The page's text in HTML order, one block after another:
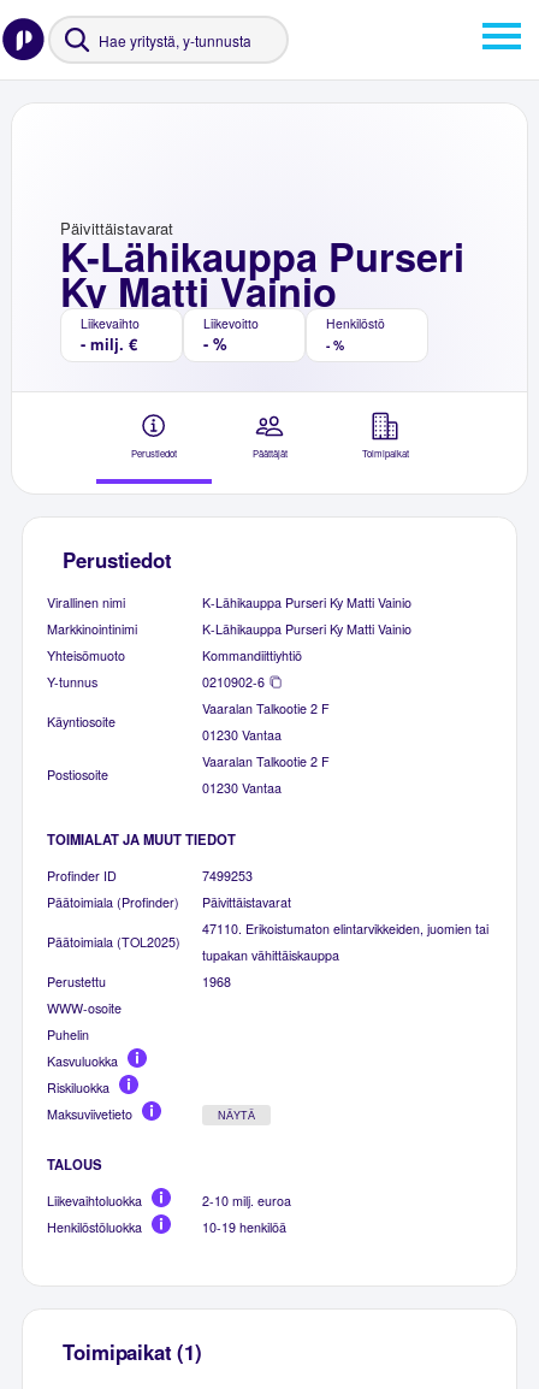
K-Lähikauppa Purseri
Ky Matti Vainio
Päivittäistavarat
Liikevaihto
- milj. €
Liikevoitto
- %
Henkilöstö
- %
Perustiedot Päättäjät Toimipaikat
Perustiedot
Virallinen nimi
K-Lähikauppa Purseri Ky Matti Vainio
Markkinointinimi
K-Lähikauppa Purseri Ky Matti Vainio
Yhteisömuoto
Kommandiittiyhtiö
Y-tunnus
0210902-6
Käyntiosoite
Vaaralan Talkootie 2 F
01230 Vantaa
Postiosoite
Vaaralan Talkootie 2 F
01230 Vantaa
TOIMIALAT JA MUUT TIEDOT
Profinder ID
7499253
Päätoimiala (Profinder)
Päivittäistavarat
Päätoimiala (TOL2025)
47110. Erikoistumaton elintarvikkeiden, juomien tai
tupakan vähittäiskauppa
Perustettu
1968
WWW-osoite
Puhelin
Kasvuluokka
Riskiluokka
Maksuviivetieto
NÄYTÄ
TALOUS
Liikevaihtoluokka
2-10 milj. euroa
Henkilöstöluokka
10-19 henkilöä
Toimipaikat (1)